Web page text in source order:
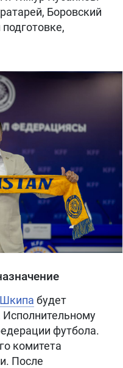
Боровский
будет
футбола.
комитета
После